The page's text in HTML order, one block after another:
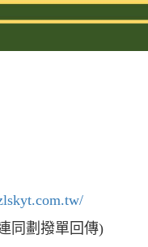
同劃撥單回傳)